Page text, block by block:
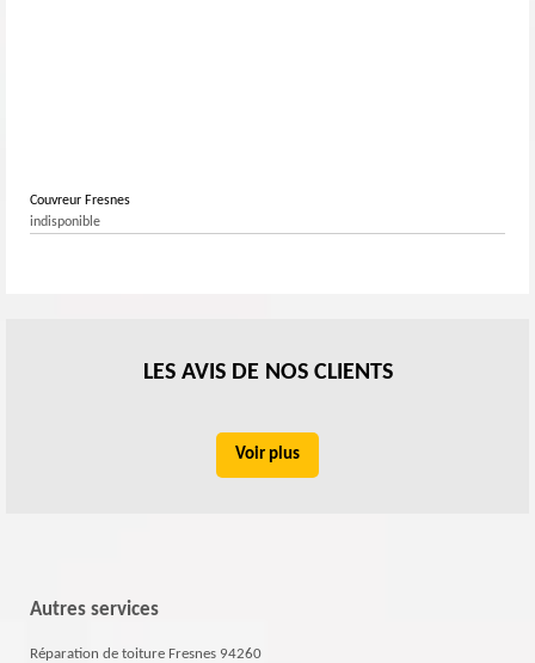
Couvreur Fresnes
indisponible
LES AVIS DE NOS CLIENTS
Voir plus
Autres services
Réparation de toiture Fresnes 94260